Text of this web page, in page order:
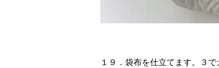
１９．袋布を仕立てます。３